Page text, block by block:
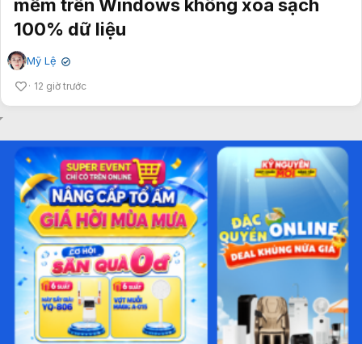
mềm trên Windows không xóa sạch
100% dữ liệu
Mỹ Lệ ✔
12 giờ trước